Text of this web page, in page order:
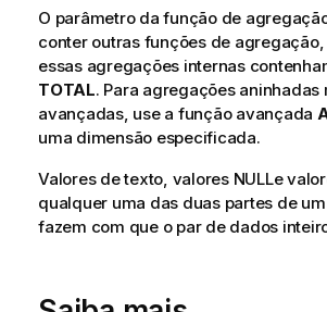
O parâmetro da função de
conter outras funções de
essas agregações internas
TOTAL. Para agregações aninhadas
avançadas, use a função avançada
uma dimensão especificada.
Valores de texto, valores NULLe
qualquer uma das duas partes de
fazem com que o par de dados